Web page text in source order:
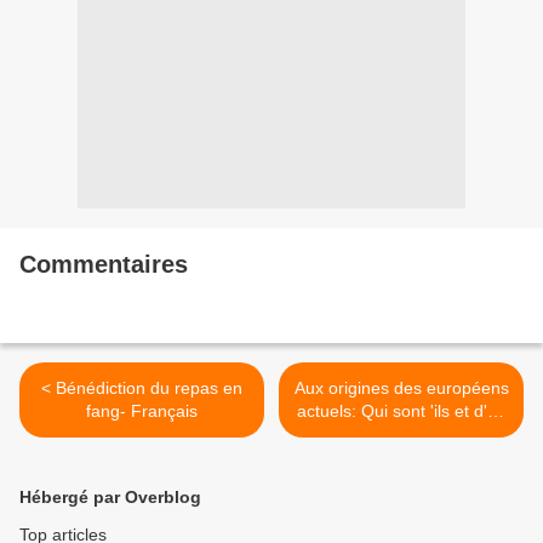
Commentaires
< Bénédiction du repas en
fang- Français
Aux origines des européens
actuels: Qui sont 'ils et d'ou
viennent ils? >
Hébergé par Overblog
Top articles